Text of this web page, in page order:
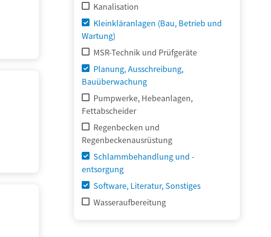
Kanalisation
Kleinkläranlagen (Bau, Betrieb und
Wartung)
MSR-Technik und Prüfgeräte
Planung, Ausschreibung,
Bauüberwachung
Pumpwerke, Hebeanlagen,
Fettabscheider
Regenbecken und
Regenbeckenausrüstung
Schlammbehandlung und -
entsorgung
Software, Literatur, Sonstiges
Wasseraufbereitung